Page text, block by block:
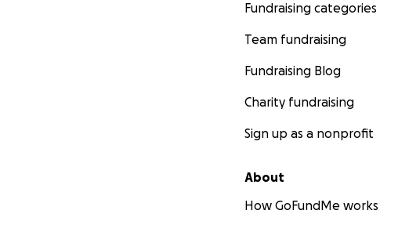
Fundraising categories
Team fundraising
Fundraising Blog
Charity fundraising
Sign up as a nonprofit
About
How GoFundMe works